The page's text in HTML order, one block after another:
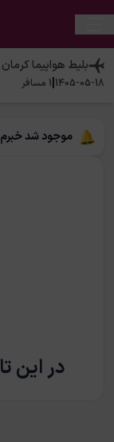
بلیط هواپیماکرمان
1405-05-18
|
1 مسافر
موجود شد
در این